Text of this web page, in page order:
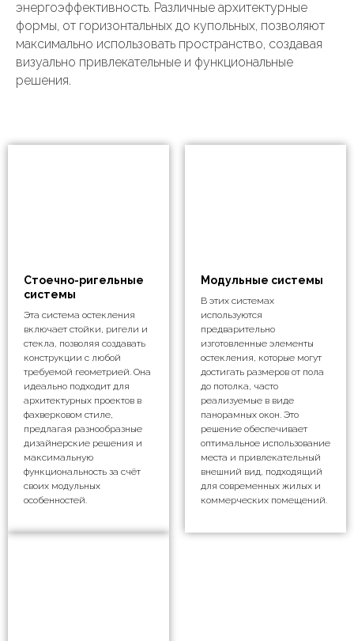
энергоэффективность. Различные архитектурные
формы, от горизонтальных до купольных, позволяют
максимально использовать пространство, создавая
визуально привлекательные и функциональные
решения.
Стоечно-ригельные
системы
Эта система остекления
включает стойки, ригели и
стекла, позволяя создавать
конструкции с любой
требуемой геометрией. Она
идеально подходит для
архитектурных проектов в
фахверковом стиле,
предлагая разнообразные
дизайнерские решения и
максимальную
функциональность за счёт
своих модульных
особенностей.
Модульные системы
В этих системах
используются
предварительно
изготовленные элементы
остекления, которые могут
достигать размеров от пола
до потолка, часто
реализуемые в виде
панорамных окон. Это
решение обеспечивает
оптимальное использование
места и привлекательный
внешний вид, подходящий
для современных жилых и
коммерческих помещений.